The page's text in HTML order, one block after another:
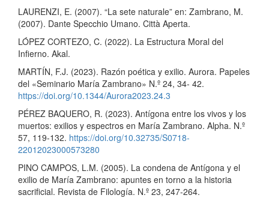
LAURENZI, E. (2007). “La sete naturale” en: Zambrano, M.
(2007). Dante Specchio Umano. Città Aperta.
LÓPEZ CORTEZO, C. (2022). La Estructura Moral del
Infierno. Akal.
MARTÍN, F.J. (2023). Razón poética y exilio. Aurora. Papeles
del «Seminario María Zambrano» N.º 24, 34- 42.
https://doi.org/10.1344/Aurora2023.24.3
PÉREZ BAQUERO, R. (2023). Antígona entre los vivos y los
muertos: exilios y espectros en María Zambrano. Alpha. N.º
57, 119-132. https://doi.org/10.32735/S0718-
22012023000573280
PINO CAMPOS, L.M. (2005). La condena de Antígona y el
exilio de María Zambrano: apuntes en torno a la historia
sacrificial. Revista de Filología. N.º 23, 247-264.